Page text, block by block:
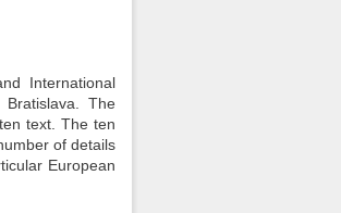
International
The
text. The ten
of details
European